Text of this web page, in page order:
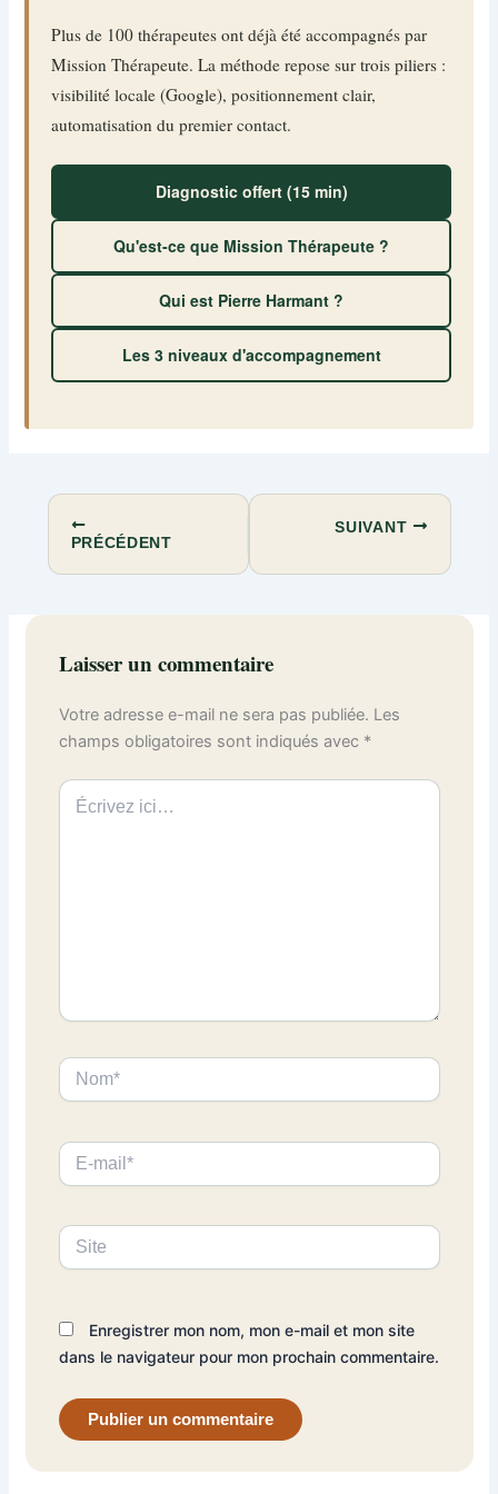
Plus de 100 thérapeutes ont déjà été accompagnés par
Mission Thérapeute. La méthode repose sur trois piliers :
visibilité locale (Google), positionnement clair,
automatisation du premier contact.
Diagnostic offert (15 min)
Qu'est-ce que Mission Thérapeute ?
Qui est Pierre Harmant ?
Les 3 niveaux d'accompagnement
PRÉCÉDENT
SUIVANT
Laisser un commentaire
Votre adresse e-mail ne sera pas publiée. Les
champs obligatoires sont indiqués avec *
Écrivez
ici…
Nom*
E-
mail*
Site
Enregistrer mon nom, mon e-mail et mon site
dans le navigateur pour mon prochain commentaire.